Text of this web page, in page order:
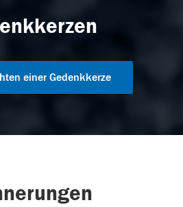
einer Gedenkkerze